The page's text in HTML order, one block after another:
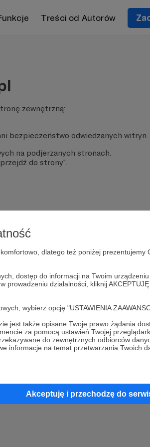
dlatego też poniżej prezentujemy
dostęp do informacji na Twoim
działalności, kliknij
wybierz opcję "USTAWIENIA
jest także opisane Twoje prawo żądania
za pomocą ustawień Twojej
do zewnętrznych odbiorców
informacje na temat przetwarzania Twoich
Akceptuję i przechodzę do
Treści od Autorów
zewnętrzną:
bezpieczeństwo odwiedzanych witryn.
na podjerzanych stronach.
do strony".
FAQ
Kontakt z